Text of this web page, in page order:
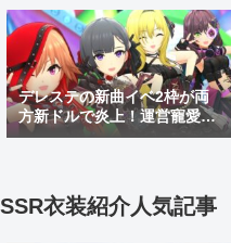
デレステの新曲イベ2枠が両
方新ドルで炎上！運営寵愛白
黒コンビと当て馬踏み台しき
SSR衣装紹介人気記事